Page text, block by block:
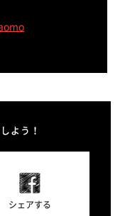
よう！
シェアする